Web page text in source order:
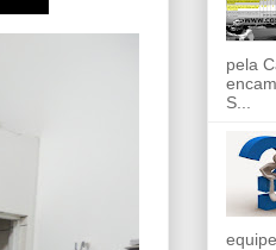
pela
S...